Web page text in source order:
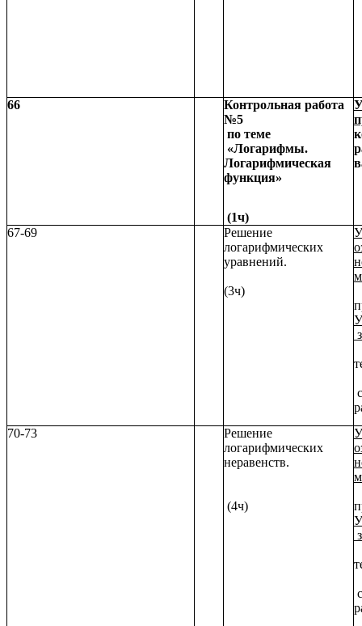
66
Контрольная работа
№5
по теме
«Логарифмы.
Логарифмическая
функция»
(1ч)
67-69
Решение
логарифмических
уравнений.
(3ч)
70-73
Решение
логарифмических
неравенств.
(4ч)